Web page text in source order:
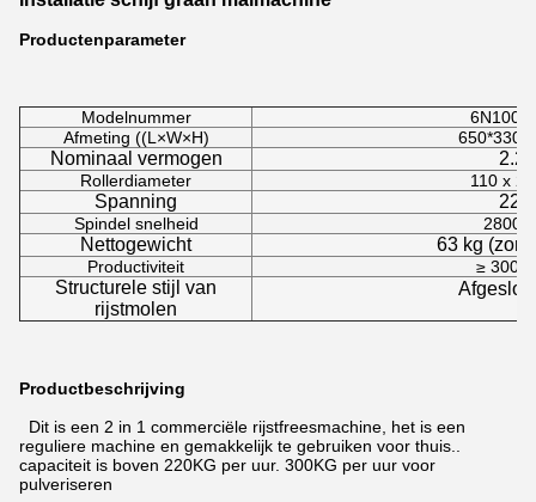
Productenparameter
Modelnummer
6N100-
Afmeting ((L×W×H)
Nominaal vermogen
Rollerdiameter 110 x
Spanning 220
Spindel snelheid 2800
Nettogewicht 63 kg
Productiviteit ≥ 300
Structurele stijl van
rijstmolen
Productbeschrijving
Dit is een 2 in 1 commerciële rijstfreesmachine, het is een
reguliere machine en gemakkelijk te gebruiken voor thuis..
capaciteit is boven 220KG per uur. 300KG per uur voor
pulveriseren